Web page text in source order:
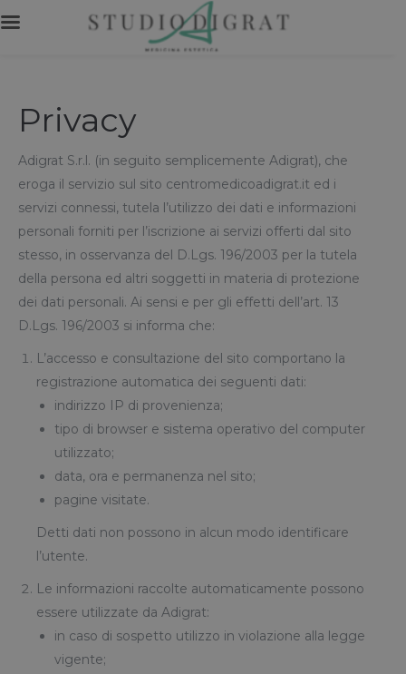
Privacy
Adigrat S.r.l. (in seguito semplicemente Adigrat), che
eroga il servizio sul sito centromedicoadigrat.it ed i
servizi connessi, tutela l’utilizzo dei dati e informazioni
personali forniti per l’iscrizione ai servizi offerti dal sito
stesso, in osservanza del D.Lgs. 196/2003 per la tutela
della persona ed altri soggetti in materia di protezione
dei dati personali. Ai sensi e per gli effetti dell’art. 13
D.Lgs. 196/2003 si informa che:
L’accesso e consultazione del sito comportano la
registrazione automatica dei seguenti dati:
indirizzo IP di provenienza;
tipo di browser e sistema operativo del computer
utilizzato;
data, ora e permanenza nel sito;
pagine visitate.
Detti dati non possono in alcun modo identificare
l’utente.
Le informazioni raccolte automaticamente possono
essere utilizzate da Adigrat:
in caso di sospetto utilizzo in violazione alla legge
vigente;